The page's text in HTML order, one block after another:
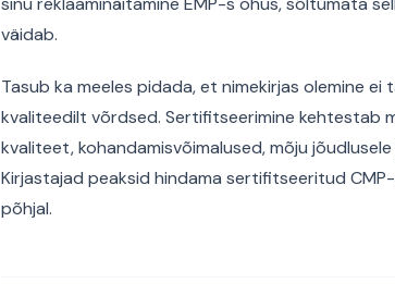
väidab.
Tasub ka meeles pidada, et nimekirjas olemine
kvaliteedilt võrdsed. Sertifitseerimine kehtestab
kvaliteet, kohandamisvõimalused, mõju
Kirjastajad peaksid hindama sertifitseeritud
põhjal.